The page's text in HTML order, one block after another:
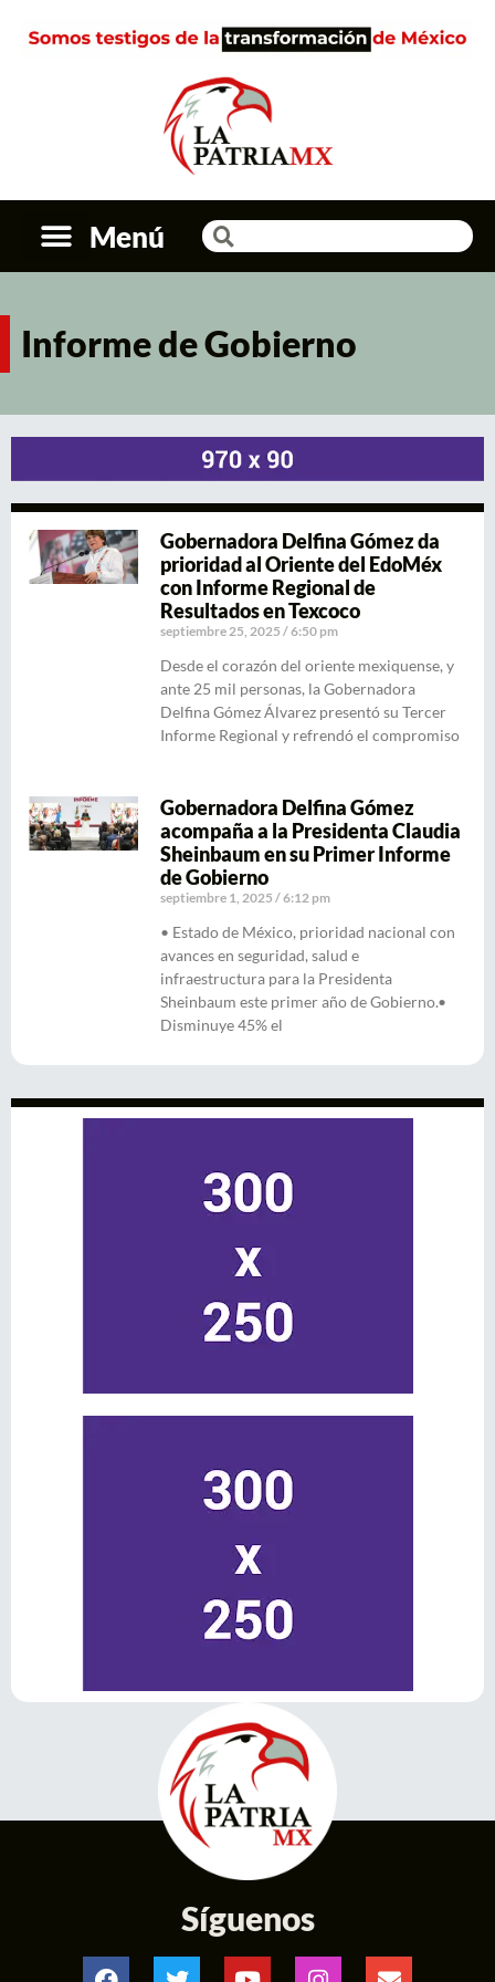
Menú
Informe de Gobierno
Gobernadora Delfina Gómez da
prioridad al Oriente del EdoMéx
con Informe Regional de
Resultados en Texcoco
septiembre 25, 2025 6:50 pm
Desde el corazón del oriente mexiquense, y
ante 25 mil personas, la Gobernadora
Delfina Gómez Álvarez presentó su Tercer
Informe Regional y refrendó el compromiso
Gobernadora Delfina Gómez
acompaña a la Presidenta Claudia
Sheinbaum en su Primer Informe
de Gobierno
septiembre 1, 2025 6:12 pm
• Estado de México, prioridad nacional con
avances en seguridad, salud e
infraestructura para la Presidenta
Sheinbaum este primer año de Gobierno.•
Disminuye 45% el
Síguenos